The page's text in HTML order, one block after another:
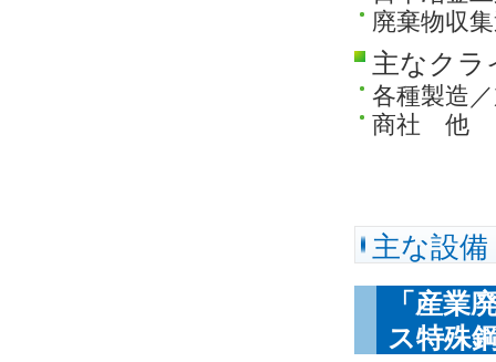
廃棄物収
主なク
各種製造
商社 他
主な設
「産業
ス特殊